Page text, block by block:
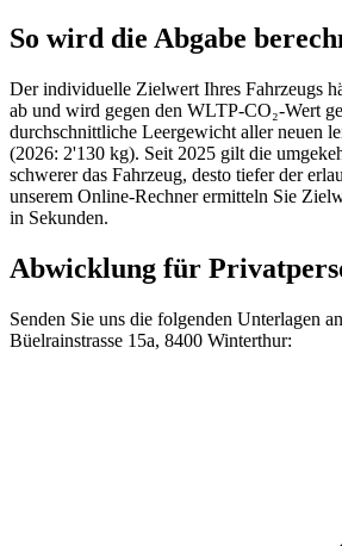
So wird die Abgabe
Der individuelle Zielwert Ihres Fahrzeugs
ab und wird gegen den WLTP-CO₂-Wert
durchschnittliche Leergewicht aller neuen
(2026: 2'130 kg). Seit 2025 gilt die
schwerer das Fahrzeug, desto tiefer der
unserem Online-Rechner ermitteln Sie
in Sekunden.
Abwicklung für
Senden Sie uns die folgenden Unterlagen
Büelrainstrasse 15a, 8400 Winterthur: